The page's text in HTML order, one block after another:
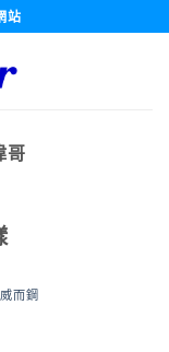
站
哥
而鋼